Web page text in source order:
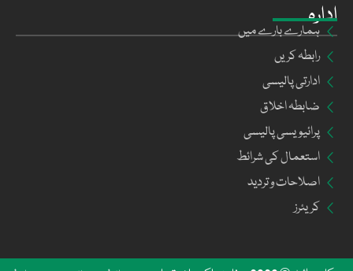
ادارہ
ہمارے بارے میں
رابطہ کریں
ادارتی پالیسی
ضابطہ اخلاق
پرائیویسی پالیسی
استعمال کی شرائط
اصلاحات و تردید
کریئرز